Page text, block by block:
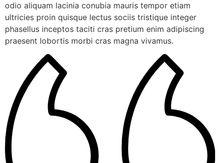
odio aliquam lacinia conubia mauris tempor etiam
ultricies proin quisque lectus sociis tristique integer
phasellus inceptos taciti cras pretium enim adipiscing
praesent lobortis morbi cras magna vivamus.